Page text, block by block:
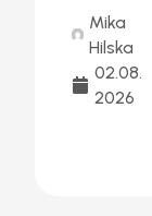
Mika
Hilska
02.08.
2026